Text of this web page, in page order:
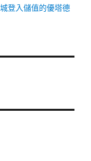
登入儲值的優塔德